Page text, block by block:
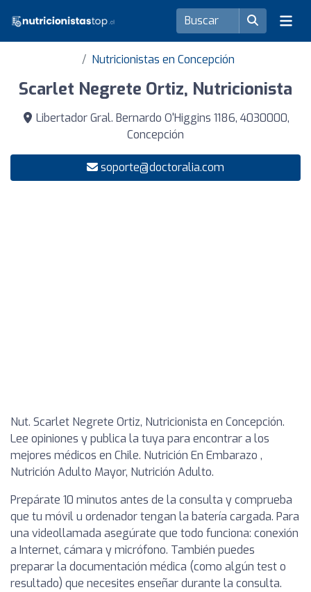
Nutricionistas en Concepción
Scarlet Negrete Ortiz, Nutricionista
Libertador Gral. Bernardo O'Higgins 1186, 4030000,
Concepción
soporte@doctoralia.com
Nut. Scarlet Negrete Ortiz, Nutricionista en Concepción.
Lee opiniones y publica la tuya para encontrar a los
mejores médicos en Chile. Nutrición En Embarazo ,
Nutrición Adulto Mayor, Nutrición Adulto.
Prepárate 10 minutos antes de la consulta y comprueba
que tu móvil u ordenador tengan la batería cargada. Para
una videollamada asegúrate que todo funciona: conexión
a Internet, cámara y micrófono. También puedes
preparar la documentación médica (como algún test o
resultado) que necesites enseñar durante la consulta.